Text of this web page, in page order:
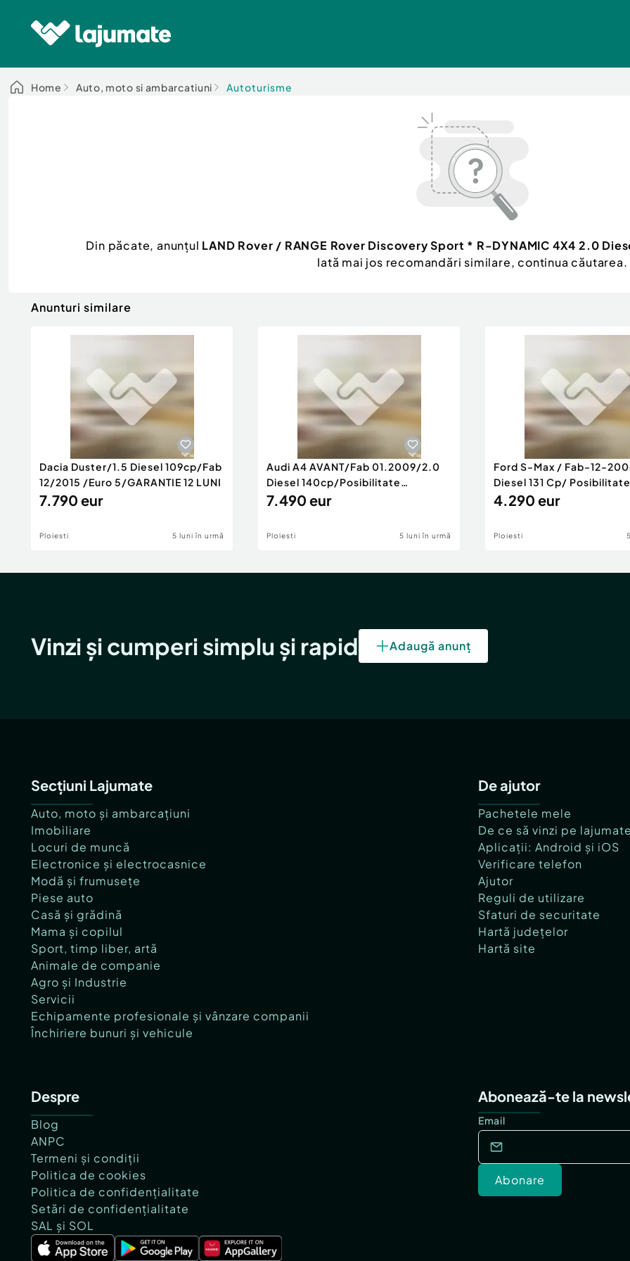
Home Auto, moto si ambarcatiuni Autoturisme
Din păcate, anunțul LAND Rover / RANGE Rover Discovery Sport * R-DYNAMIC 4X4 2.0
Iată mai jos recomandări similare, continua căutarea.
Anunturi similare
Dacia Duster/1.5 Diesel 109cp/Fab
12/2015 /Euro 5/GARANTIE 12 LUNI
7.790 eur
Ploiesti 5 luni în urmă
Audi A4 AVANT/Fab 01.2009/2.0
Diesel 140cp/Posibilitate
Rate/GARANTIE
7.490 eur
Ploiesti 5 luni în urmă
Ford S-Max / Fab-12-
Diesel 131 Cp/
4.290 eur
Ploiesti
Vinzi și cumperi simplu și rapid Adaugă anunț
Secțiuni Lajumate
Auto, moto și ambarcațiuni
Imobiliare
Locuri de muncă
Electronice și electrocasnice
Modă și frumusețe
Piese auto
Casă și grădină
Mama și copilul
Sport, timp liber, artă
Animale de companie
Agro și Industrie
Servicii
Echipamente profesionale și vânzare companii
Închiriere bunuri și vehicule
De ajutor
Pachetele mele
De ce să vinzi pe
Aplicații: Android și iOS
Verificare telefon
Ajutor
Reguli de utilizare
Sfaturi de securitate
Hartă județelor
Hartă site
Despre
Blog
ANPC
Termeni și condiții
Politica de cookies
Politica de confidențialitate
Setări de confidențialitate
SAL și SOL
Abonează-te la
Email
Abonare